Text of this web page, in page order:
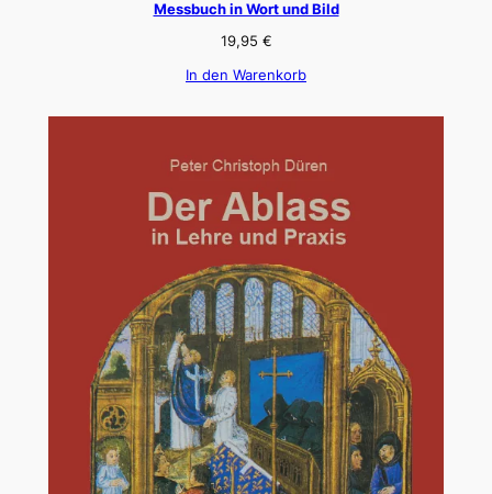
Messbuch in Wort und Bild
19,95 €
In den Warenkorb